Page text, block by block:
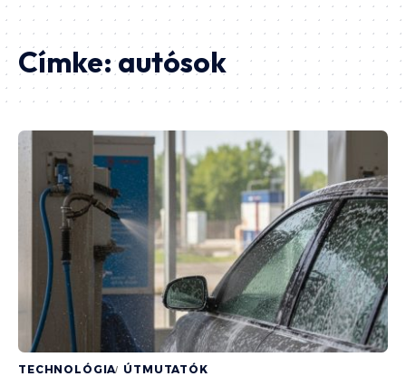
Címke:autósok
TECHNOLÓGIA ÚTMUTATÓK